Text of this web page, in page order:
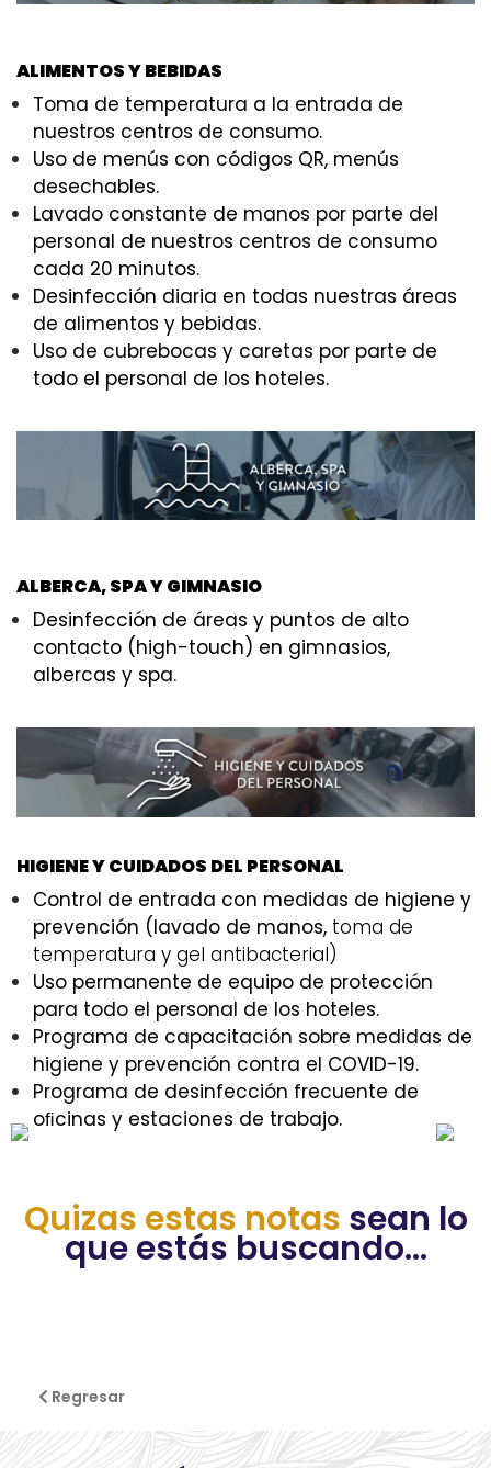
ALIMENTOS Y BEBIDAS
Toma de temperatura a la entrada de
nuestros centros de consumo.
Uso de menús con códigos QR, menús
desechables.
Lavado constante de manos por parte del
personal de nuestros centros de consumo
cada 20 minutos.
Desinfección diaria en todas nuestras áreas
de alimentos y bebidas.
Uso de cubrebocas y caretas por parte de
todo el personal de los hoteles.
ALBERCA, SPA Y GIMNASIO
Desinfección de áreas y puntos de alto
contacto (high-touch) en gimnasios,
albercas y spa.
HIGIENE Y CUIDADOS DEL PERSONAL
Control de entrada con medidas de higiene y
prevención (lavado de manos, toma de
temperatura y gel antibacterial)
Uso permanente de equipo de protección
para todo el personal de los hoteles.
Programa de capacitación sobre medidas de
higiene y prevención contra el COVID-19.
Programa de desinfección frecuente de
oﬁcinas y estaciones de trabajo.
Quizas estas notas sean lo
que estás buscando...
Regresar